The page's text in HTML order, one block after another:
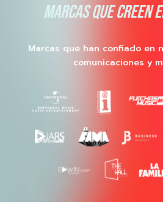
MARCAS QUE CREEN
Marcas que han confiado en
comunicaciones y